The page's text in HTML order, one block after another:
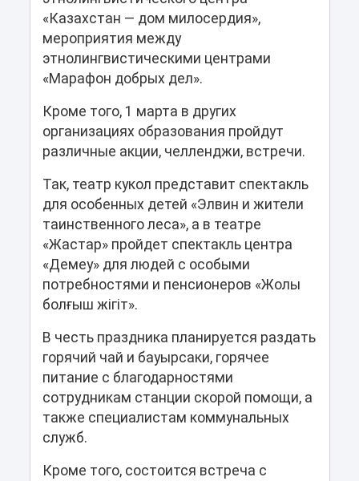
«Казахстан — дом милосердия»,
мероприятия между
этнолингвистическими центрами
«Марафон добрых дел».
Кроме того, 1 марта в других
организациях образования пройдут
различные акции, челленджи, встречи.
Так, театр кукол представит спектакль
для особенных детей «Элвин и жители
таинственного леса», а в театре
«Жастар» пройдет спектакль центра
«Демеу» для людей с особыми
потребностями и пенсионеров «Жолы
болғыш жігіт».
В честь праздника планируется раздать
горячий чай и бауырсаки, горячее
питание с благодарностями
сотрудникам станции скорой помощи, а
также специалистам коммунальных
служб.
Кроме того, состоится встреча с